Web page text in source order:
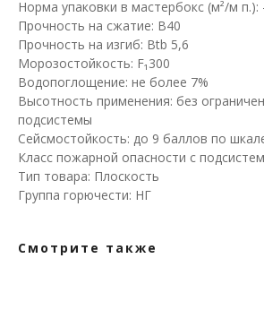
Норма упаковки в мастербокс (м²/м п.):
Прочность на сжатие: B40
Прочность на изгиб: Btb 5,6
Морозостойкость: F₁300
Водопоглощение: не более 7%
Высотность применения: без
подсистемы
Сейсмостойкость: до 9 баллов по
Класс пожарной опасности с
Тип товара: Плоскость
Группа горючести: НГ
Смотрите также